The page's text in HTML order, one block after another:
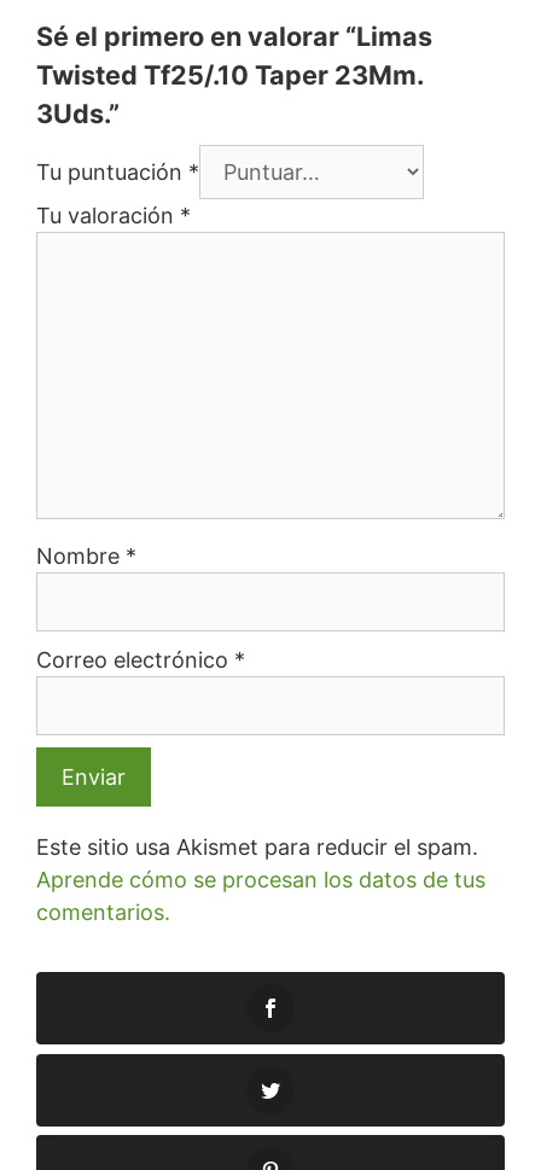
Sé el primero en valorar “Limas
Twisted Tf25/.10 Taper 23Mm.
3Uds.”
Tu puntuación *
Tu valoración *
Nombre *
Correo electrónico *
Este sitio usa Akismet para reducir el spam.
Aprende cómo se procesan los datos de tus
comentarios.